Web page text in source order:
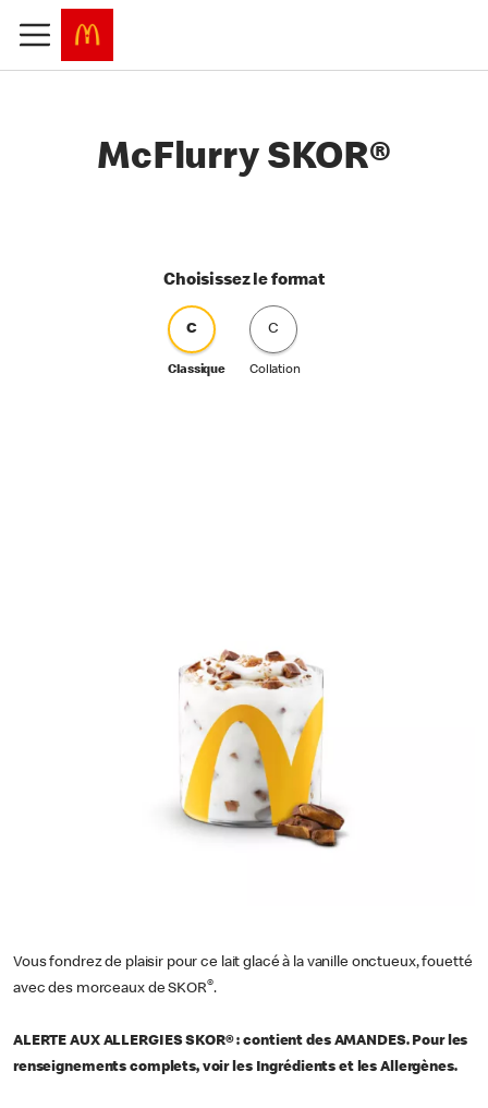
McFlurry SKOR®
Choisissez le format
C
Classique
C
Collation
Vous fondrez de plaisir pour ce lait glacé à la vanille onctueux, fouetté
avec des morceaux de SKOR®.
ALERTE AUX ALLERGIES SKOR® : contient des AMANDES. Pour les
renseignements complets, voir les Ingrédients et les Allergènes.